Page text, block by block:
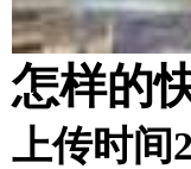
怎样的
上传时间